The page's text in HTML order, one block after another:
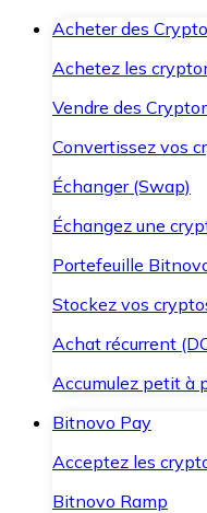
Acheter des
Achetez les
Vendre des
Convertissez vos
Échanger (Swap)
Échangez une
Portefeuille
Stockez vos
Achat récurrent
Accumulez petit à
Bitnovo Pay
Acceptez les
Bitnovo Ramp